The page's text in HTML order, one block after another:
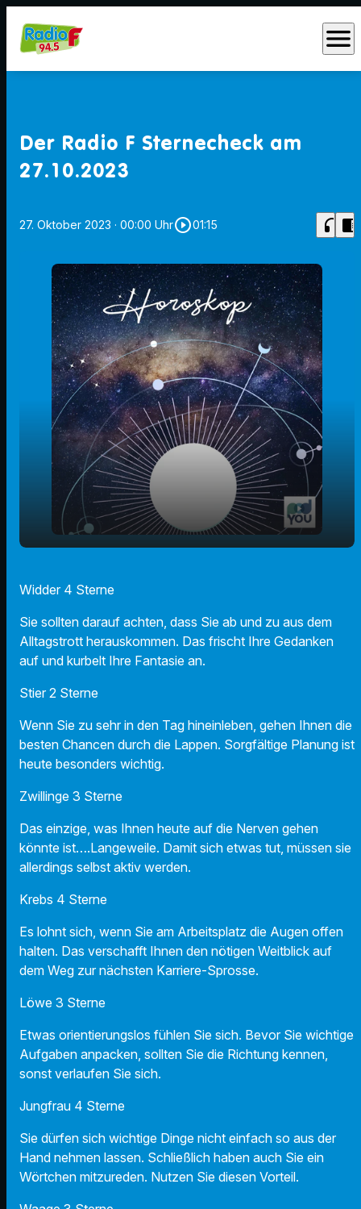
menu
Der Radio F Sternecheck am
27.10.2023
27. Oktober 2023 · 00:00 Uhrplay_circle_outline01:15 headphones chrome_reader_mode
play_arrow
Widder 4 Sterne
Sie sollten darauf achten, dass Sie ab und zu aus dem
Alltagstrott herauskommen. Das frischt Ihre Gedanken
auf und kurbelt Ihre Fantasie an.
Stier 2 Sterne
Wenn Sie zu sehr in den Tag hineinleben, gehen Ihnen die
besten Chancen durch die Lappen. Sorgfältige Planung ist
heute besonders wichtig.
Zwillinge 3 Sterne
Das einzige, was Ihnen heute auf die Nerven gehen
könnte ist….Langeweile. Damit sich etwas tut, müssen sie
allerdings selbst aktiv werden.
Krebs 4 Sterne
Es lohnt sich, wenn Sie am Arbeitsplatz die Augen offen
halten. Das verschafft Ihnen den nötigen Weitblick auf
dem Weg zur nächsten Karriere-Sprosse.
Löwe 3 Sterne
Etwas orientierungslos fühlen Sie sich. Bevor Sie wichtige
Aufgaben anpacken, sollten Sie die Richtung kennen,
sonst verlaufen Sie sich.
Jungfrau 4 Sterne
Sie dürfen sich wichtige Dinge nicht einfach so aus der
Hand nehmen lassen. Schließlich haben auch Sie ein
Wörtchen mitzureden. Nutzen Sie diesen Vorteil.